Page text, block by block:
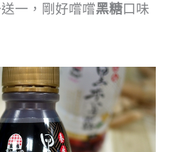
一，剛好嚐嚐黑糖口味